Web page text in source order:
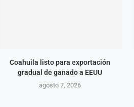
Coahuila listo para exportación
gradual de ganado a EEUU
agosto 7, 2026